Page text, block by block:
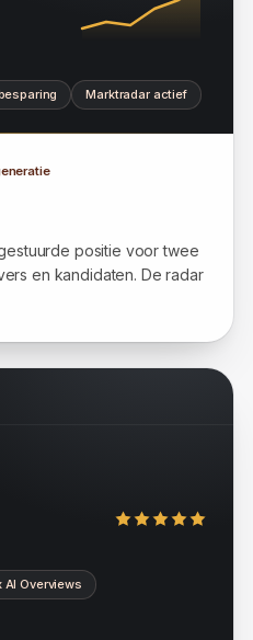
Marktradar actief
positie voor twee
en kandidaten. De radar